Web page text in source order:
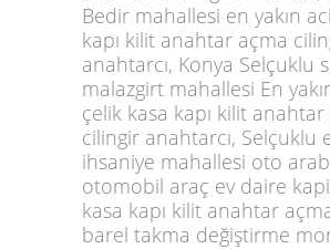
Bedir mahallesi en yakın
kapı kilit anahtar açma
anahtarcı, Konya Selçuklu
malazgirt mahallesi En
çelik kasa kapı kilit anahtar
cilingir anahtarcı, Selçuklu
ihsaniye mahallesi oto
otomobil araç ev daire
kasa kapı kilit anahtar
barel takma değiştirme